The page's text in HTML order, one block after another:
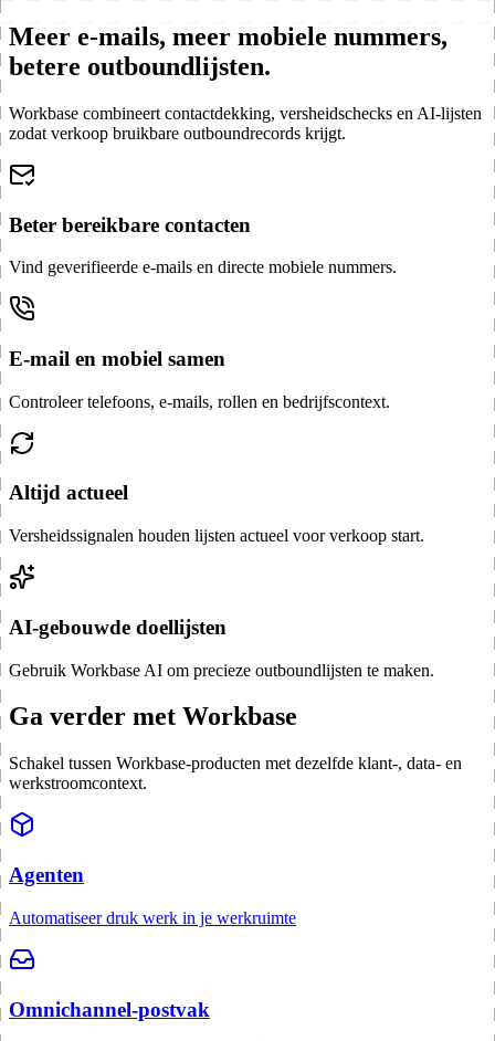
Meer e-mails, meer mobiele nummers,
betere outboundlijsten.
Workbase combineert contactdekking, versheidschecks en AI-lijsten
zodat verkoop bruikbare outboundrecords krijgt.
Beter bereikbare contacten
Vind geverifieerde e-mails en directe mobiele nummers.
E-mail en mobiel samen
Controleer telefoons, e-mails, rollen en bedrijfscontext.
Altijd actueel
Versheidssignalen houden lijsten actueel voor verkoop start.
AI-gebouwde doellijsten
Gebruik Workbase AI om precieze outboundlijsten te maken.
Ga verder met Workbase
Schakel tussen Workbase-producten met dezelfde klant-, data- en
werkstroomcontext.
Agenten
Automatiseer druk werk in je werkruimte
Omnichannel-postvak